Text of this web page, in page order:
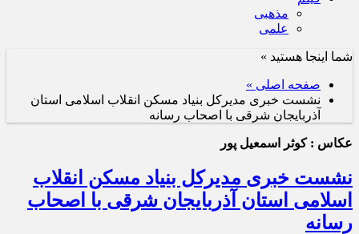
مذهبی
علمی
شما اینجا هستید »
صفحه اصلی »
نشست خبری مدیرکل بنیاد مسکن انقلاب اسلامی استان
آذربایجان شرقی با اصحاب رسانه
عکاس : کوثر اسمعیل پور
نشست خبری مدیرکل بنیاد مسکن انقلاب
اسلامی استان آذربایجان شرقی با اصحاب
رسانه